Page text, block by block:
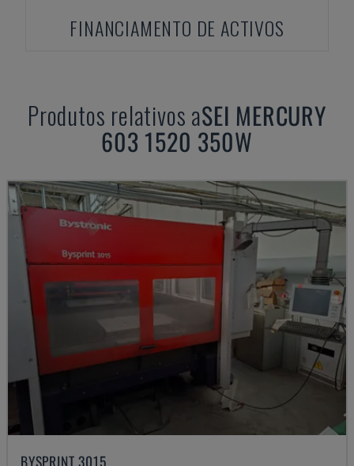
FINANCIAMENTO DE ACTIVOS
Produtos relativos aSEI MERCURY
603 1520 350W
BYSPRINT 3015